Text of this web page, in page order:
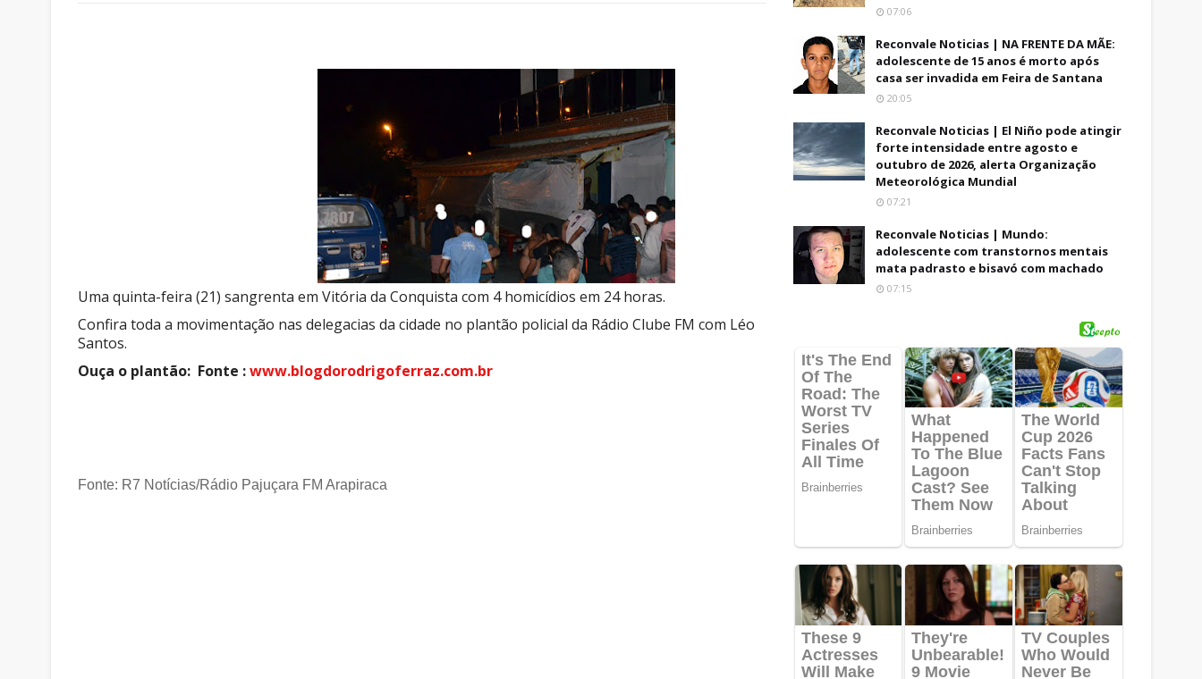
Uma quinta-feira (21) sangrenta em Vitória da Conquista com 4 homicídios em 24 horas.
Confira toda a movimentação nas delegacias da cidade no plantão policial da Rádio Clube FM com Léo
Santos.
Ouça o plantão: Fonte :www.blogdorodrigoferraz.com.br
Fonte: R7 Notícias/Rádio Pajuçara FM Arapiraca
07:06
Reconvale Noticias | NA FRENTE DA MÃE:
adolescente de 15 anos é morto após
casa ser invadida em Feira de Santana
20:05
Reconvale Noticias | El Niño pode atingir
forte intensidade entre agosto e
outubro de 2026, alerta Organização
Meteorológica Mundial
07:21
Reconvale Noticias | Mundo:
adolescente com transtornos mentais
mata padrasto e bisavó com machado
07:15